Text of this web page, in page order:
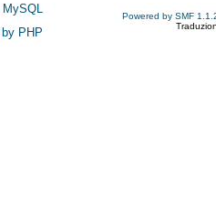
Powered by SMF